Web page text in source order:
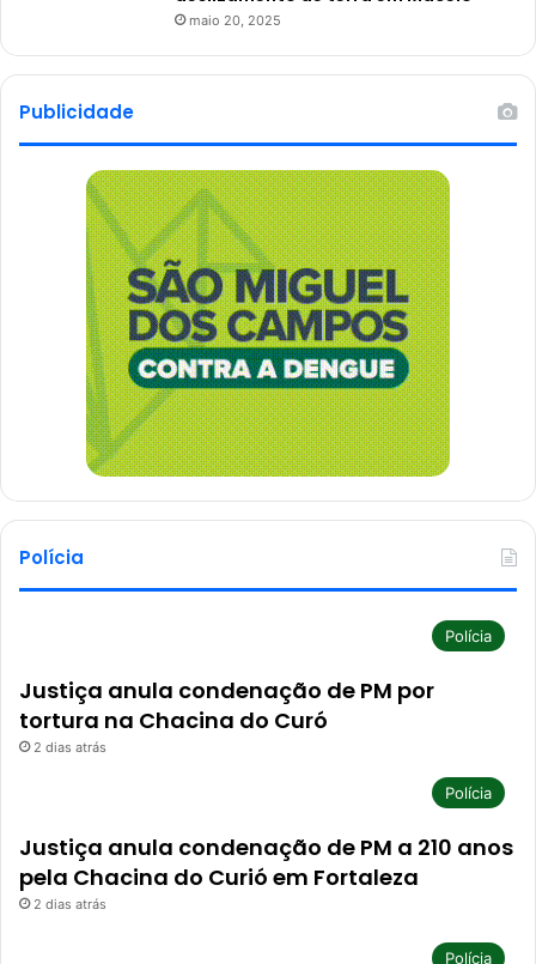
maio 20, 2025
Publicidade
Polícia
Polícia
Justiça anula condenação de PM por
tortura na Chacina do Curó
2 dias atrás
Polícia
Justiça anula condenação de PM a 210 anos
pela Chacina do Curió em Fortaleza
2 dias atrás
Polícia